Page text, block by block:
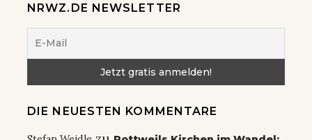
NRWZ.DE NEWSLETTER
DIE NEUESTEN KOMMENTARE